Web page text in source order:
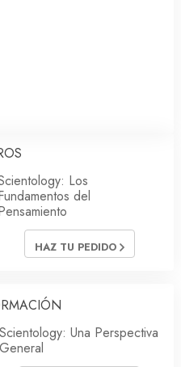
Los
del
HAZ TU PEDIDO
Scientology: Una Perspectiva
General